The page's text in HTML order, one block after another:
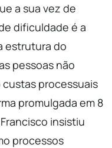
a sua vez de
dificuldade é a
estrutura do
pessoas não
processuais
promulgada em 8
insistiu
processos